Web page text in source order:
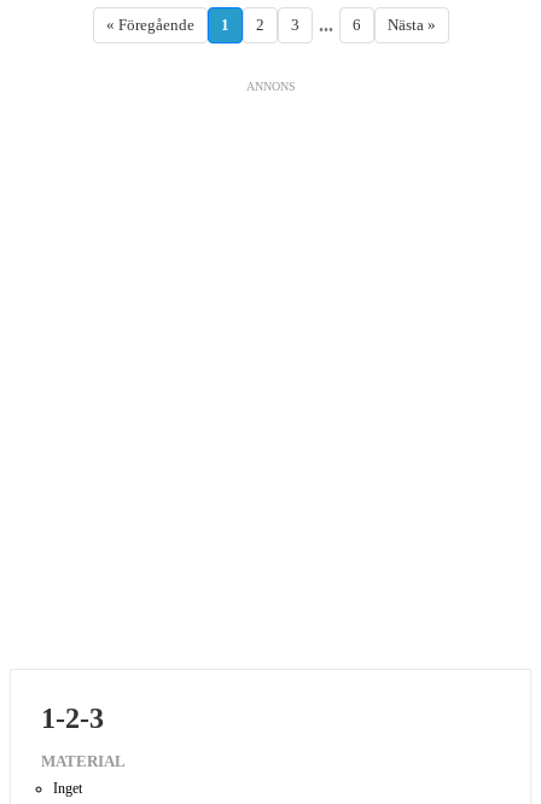
« Föregående 1 2 3 ... 6 Nästa »
ANNONS
1-2-3
MATERIAL
Inget